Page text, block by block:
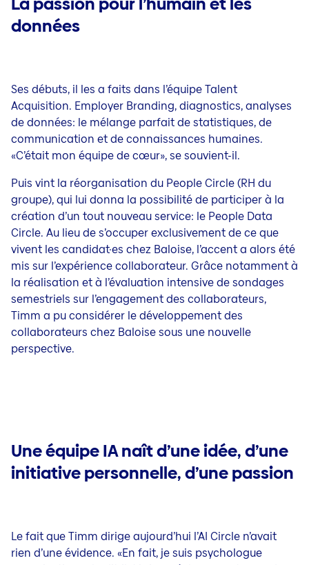
données
Ses débuts, il les a faits dans l’équipe Talent
Acquisition. Employer Branding, diagnostics, analyses
de données: le mélange parfait de statistiques, de
communication et de connaissances humaines.
«C’était mon équipe de cœur», se souvient-il.
Puis vint la réorganisation du People Circle (RH du
groupe), qui lui donna la possibilité de participer à la
création d’un tout nouveau service: le People Data
Circle. Au lieu de s’occuper exclusivement de ce que
vivent les candidat·es chez Baloise, l’accent a alors été
mis sur l’expérience collaborateur. Grâce notamment à
la réalisation et à l’évaluation intensive de sondages
semestriels sur l’engagement des collaborateurs,
Timm a pu considérer le développement des
collaborateurs chez Baloise sous une nouvelle
perspective.
Une équipe IA naît d’une idée, d’une
initiative personnelle, d’une passion
Le fait que Timm dirige aujourd’hui l’AI Circle n’avait
rien d’une évidence. «En fait, je suis psychologue